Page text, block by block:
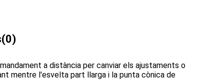
(0)
a distància per canviar els ajustaments o
mentre l'esvelta part llarga i la punta cònica de